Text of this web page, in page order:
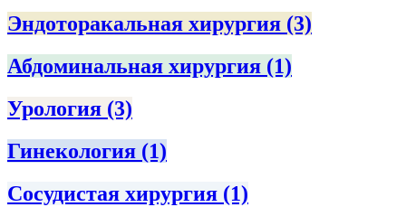
Эндоторакальная хирургия (3)
Абдоминальная хирургия (1)
Урология (3)
Гинекология (1)
Сосудистая хирургия (1)